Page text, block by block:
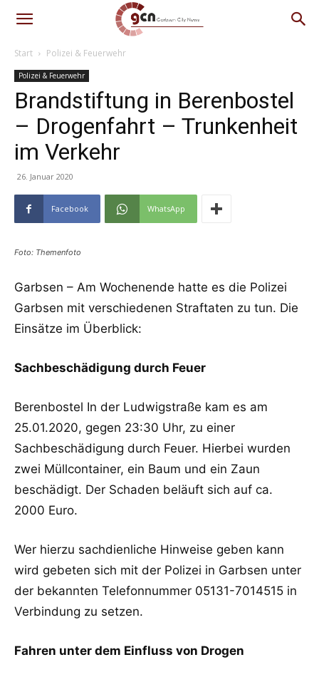
Start Polizei & Feuerwehr
Polizei & Feuerwehr
Brandstiftung in Berenbostel
– Drogenfahrt – Trunkenheit
im Verkehr
26. Januar 2020
Facebook WhatsApp
Foto: Themenfoto
Garbsen – Am Wochenende hatte es die Polizei
Garbsen mit verschiedenen Straftaten zu tun. Die
Einsätze im Überblick:
Sachbeschädigung durch Feuer
Berenbostel In der Ludwigstraße kam es am
25.01.2020, gegen 23:30 Uhr, zu einer
Sachbeschädigung durch Feuer. Hierbei wurden
zwei Müllcontainer, ein Baum und ein Zaun
beschädigt. Der Schaden beläuft sich auf ca.
2000 Euro.
Wer hierzu sachdienliche Hinweise geben kann
wird gebeten sich mit der Polizei in Garbsen unter
der bekannten Telefonnummer 05131-7014515 in
Verbindung zu setzen.
Fahren unter dem Einfluss von Drogen